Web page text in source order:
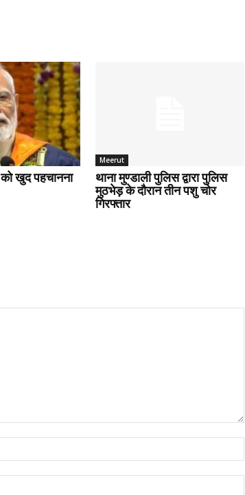
खुद पहचानना
Meerut
थाना मुण्डाली पुलिस द्वारा पुलिस
मुठभेड़ के दौरान तीन पशु चोर
गिरफ्तार